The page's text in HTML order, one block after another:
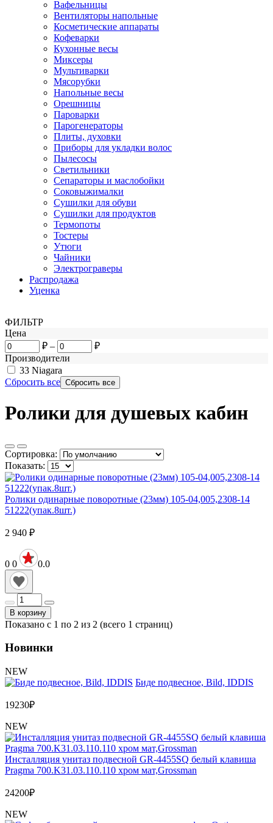
Вафельницы
Вентиляторы напольные
Косметические аппараты
Кофеварки
Кухонные весы
Миксеры
Мультиварки
Мясорубки
Напольные весы
Орешницы
Пароварки
Парогенераторы
Плиты, духовки
Приборы для укладки волос
Пылесосы
Светильники
Сепараторы и маслобойки
Соковыжималки
Сушилки для обуви
Сушилки для продуктов
Термопоты
Тостеры
Утюги
Чайники
Электрограверы
Распродажа
Уценка
ФИЛЬТР
Цена
₽ –
₽
Производители
33 Niagara
Сбросить все
Ролики для душевых кабин
Сортировка:
Показать:
Ролики одинарные поворотные (23мм) 105-04,005,2308-14
51222(упак.8шт.)
2 940 ₽
0 0 0.0
В корзину
Показано с 1 по 2 из 2 (всего 1 страниц)
Новинки
NEW
Биде подвесное, Bild, IDDIS
19230₽
NEW
Инсталляция унитаз подвесной GR-4455SQ белый клавиша
Pragma 700.K31.03.110.110 хром мат,Grossman
24200₽
NEW